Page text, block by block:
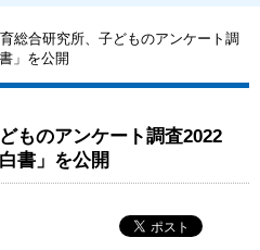
総合研究所、子どものアンケート調
」を公開
ものアンケート調査2022
書」を公開